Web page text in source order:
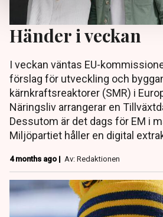
Händer i veckan
I veckan väntas EU-
förslag för utveckling och
kärnkraftsreaktorer (SMR) i
Näringsliv arrangerar en
Dessutom är det dags för EM i
Miljöpartiet håller en digital
4 months ago | Av: Redaktionen